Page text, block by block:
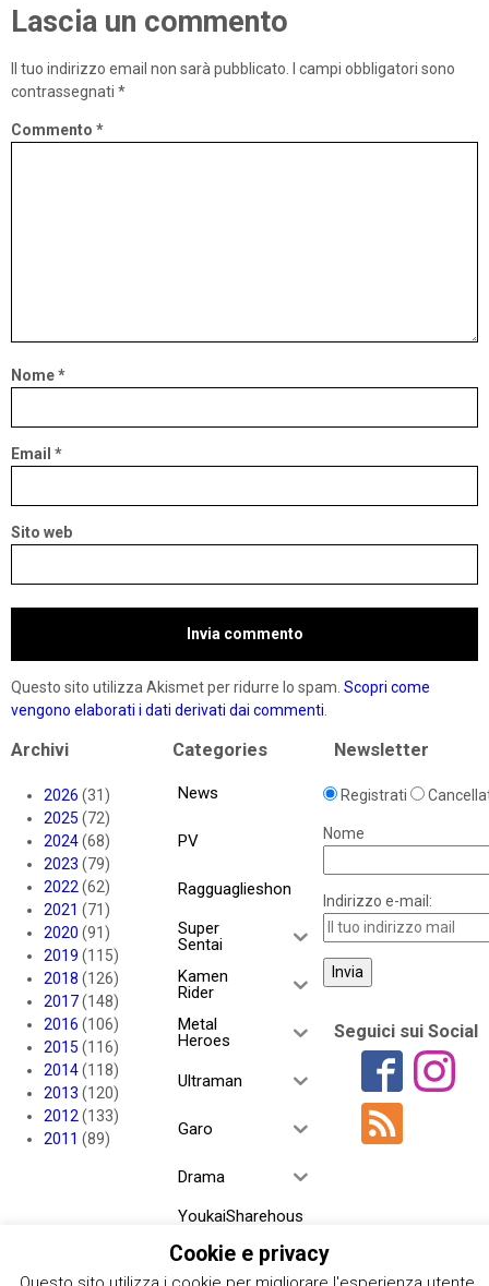
Lascia un commento
Il tuo indirizzo email non sarà pubblicato.
I campi obbligatori sono
contrassegnati *
Commento *
Nome*
Email *
Sito web
Questo sito utilizza Akismet per ridurre lo spam. Scopri come
vengono elaborati i dati derivati dai commenti.
Archivi
2026 (31)
2025 (72)
2024(68)
2023 (79)
2022(62)
2021 (71)
2020 (91)
2019 (115)
2018 (126)
2017(148)
2016 (106)
2015 (116)
2014(118)
2013 (120)
2012(133)
2011 (89)
Categories
News
PV
Ragguaglieshon
Super
Sentai
Kamen
Rider
Metal
Heroes
Ultraman
Garo
Drama
YoukaiSharehous
Project RED
Newsletter
Registrati
Nome
Indirizzo e-mail:
Seguici sui Social
Cookie e privacy